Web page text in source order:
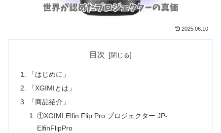
2025.06.10
目次
「はじめに」
「XGIMIとは」
「商品紹介」
①XGIMI Elfin Flip Pro プロジェクター ‎JP-
ElfinFlipPro